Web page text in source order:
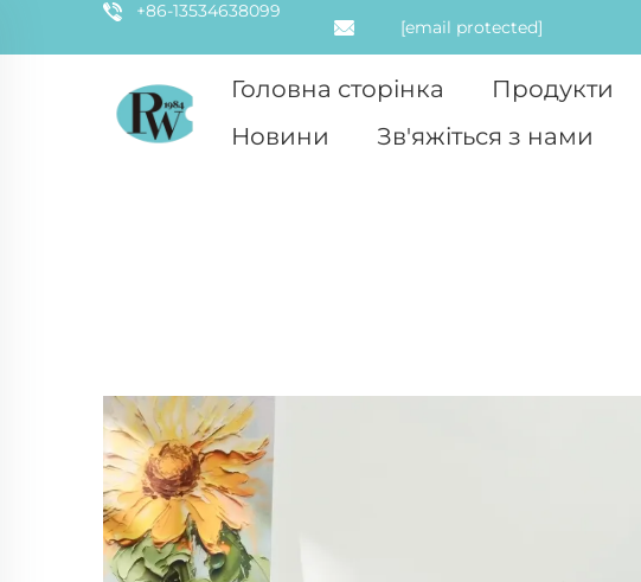
+86-13534638099
[email protected]
Головна сторінка Продукти
Новини
Зв'яжіться з нами